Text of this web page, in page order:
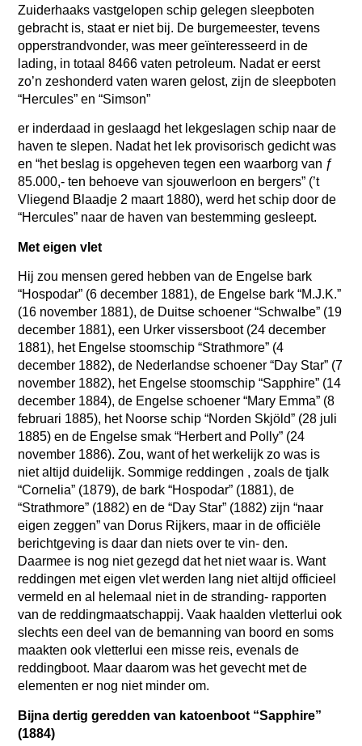
Zuiderhaaks vastgelopen schip gelegen sleepboten
gebracht is, staat er niet bij. De burgemeester, tevens
opperstrandvonder, was meer geïnteresseerd in de
lading, in totaal 8466 vaten petroleum. Nadat er eerst
zo’n zeshonderd vaten waren gelost, zijn de sleepboten
“Hercules” en “Simson”
er inderdaad in geslaagd het lekgeslagen schip naar de
haven te slepen. Nadat het lek provisorisch gedicht was
en “het beslag is opgeheven tegen een waarborg van ƒ
85.000,- ten behoeve van sjouwerloon en bergers” (’t
Vliegend Blaadje 2 maart 1880), werd het schip door de
“Hercules” naar de haven van bestemming gesleept.
Met eigen vlet
Hij zou mensen gered hebben van de Engelse bark
“Hospodar” (6 december 1881), de Engelse bark “M.J.K.”
(16 november 1881), de Duitse schoener “Schwalbe” (19
december 1881), een Urker vissersboot (24 december
1881), het Engelse stoomschip “Strathmore” (4
december 1882), de Nederlandse schoener “Day Star” (7
november 1882), het Engelse stoomschip “Sapphire” (14
december 1884), de Engelse schoener “Mary Emma” (8
februari 1885), het Noorse schip “Norden Skjöld” (28 juli
1885) en de Engelse smak “Herbert and Polly” (24
november 1886). Zou, want of het werkelijk zo was is
niet altijd duidelijk. Sommige reddingen , zoals de tjalk
“Cornelia” (1879), de bark “Hospodar” (1881), de
“Strathmore” (1882) en de “Day Star” (1882) zijn “naar
eigen zeggen” van Dorus Rijkers, maar in de officiële
berichtgeving is daar dan niets over te vin- den.
Daarmee is nog niet gezegd dat het niet waar is. Want
reddingen met eigen vlet werden lang niet altijd officieel
vermeld en al helemaal niet in de stranding- rapporten
van de reddingmaatschappij. Vaak haalden vletterlui ook
slechts een deel van de bemanning van boord en soms
maakten ook vletterlui een misse reis, evenals de
reddingboot. Maar daarom was het gevecht met de
elementen er nog niet minder om.
Bijna dertig geredden van katoenboot “Sapphire”
(1884)